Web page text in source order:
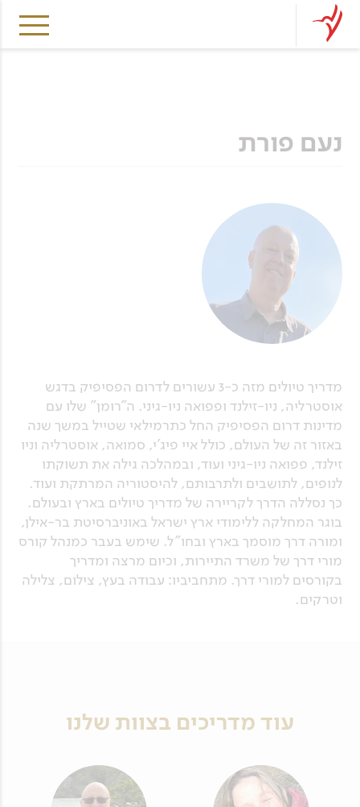
נעם פורת
מדריך טיולים מזה כ-3 עשורים לדרום הפסיפיק בדגש
אוסטרליה, ניו-זילנד ופפואה ניו-גיני. ה"רומן" שלו עם
מדינות דרום הפסיפיק החל כתרמילאי שטייל במשך שנה
באזור זה של העולם, כולל איי פיג'י, סמואה, אוסטרליה וניו
זילנד, פפואה ניו-גיני ועוד, ובמהלכה גילה את תשוקתו
לנופים, לתושבים ולתרבותם, להיסטוריה המרתקת ועוד.
כך נסללה הדרך לקריירה של מדריך טיולים בארץ ובעולם.
בוגר המחלקה ללימודי ארץ ישראל באוניברסיטת בר-אילן,
ומורה דרך מוסמך בארץ ובחו"ל. שימש בעבר כמנהל קורס
מורי דרך של משרד התיירות, וכיום מרצה ומדריך
בקורסים למורי דרך. מתחביביו: עבודה בעץ, צילום, צלילה
וטרקים.
עוד מדריכים בצוות שלנו